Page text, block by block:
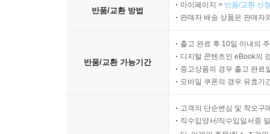
반품/교환 방법
마이페이지 > 반품/교환 신
판매자 배송 상품은 판매자
반품/교환 가능기간
출고 완료 후 10일 이내의
디지털 콘텐츠인 eBook의
중고상품의 경우 출고 완료
모바일 쿠폰의 경우 유효기
고객의 단순변심 및 착오구
직수입양서/직수입일서중